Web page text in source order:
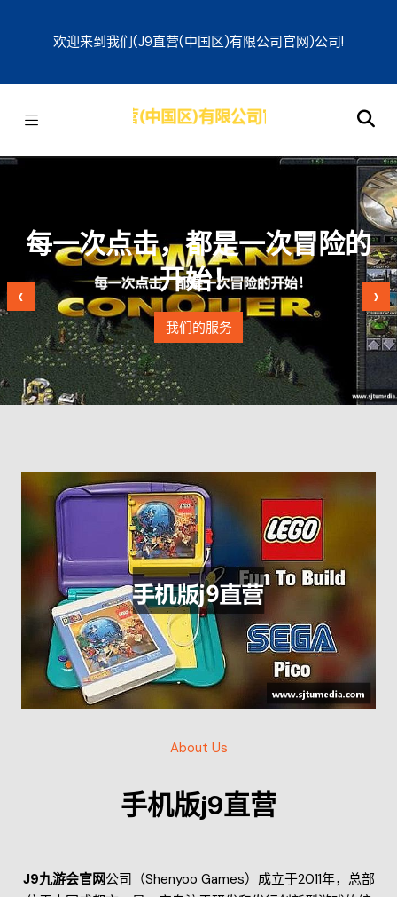
欢迎来到我们(j9直营(中国区)有限公司官网)公司!
每一次点击，都是一次冒险的
开始！
我们的服务
‹ ›
About Us
手机版j9直营
J9九游会官网公司（Shenyoo Games）成立于2011年，总部